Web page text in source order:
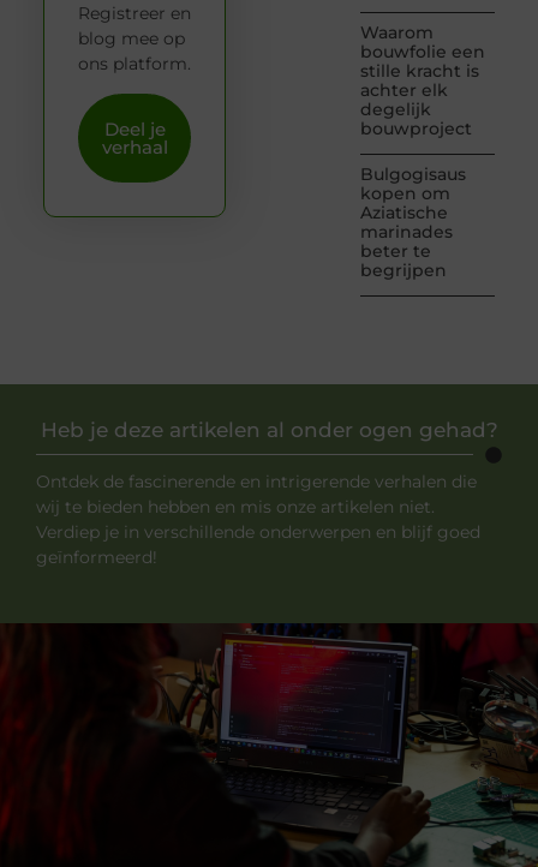
Waarom
bouwfolie een
stille kracht is
achter elk
degelijk
bouwproject
Bulgogisaus
kopen om
Aziatische
marinades
beter te
begrijpen
Registreer en
blog mee op
ons platform.
Deel je
verhaal
Heb je deze artikelen al onder ogen gehad?
Ontdek de fascinerende en intrigerende verhalen die
wij te bieden hebben en mis onze artikelen niet.
Verdiep je in verschillende onderwerpen en blijf goed
geïnformeerd!